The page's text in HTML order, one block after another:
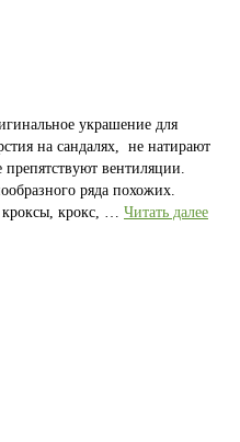
украшение для
на сандалях, не натирают
вентиляции.
ряда похожих.
крокс, … Читать далее